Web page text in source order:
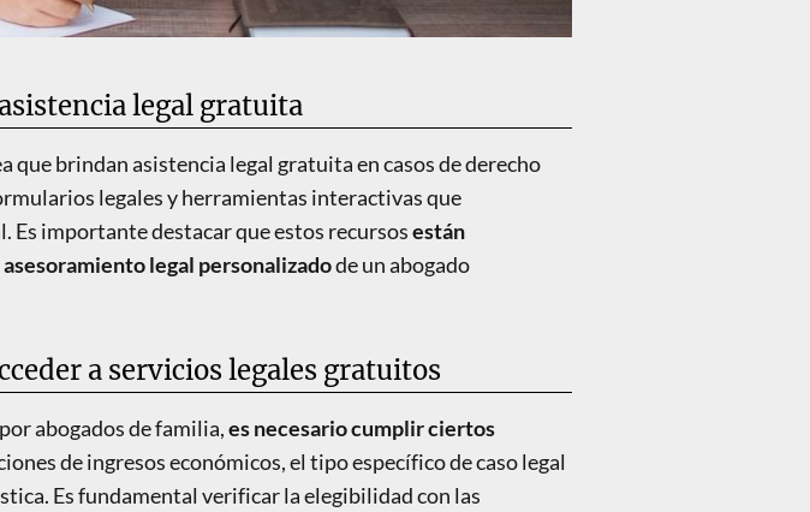
legal gratuita
brindan asistencia legal gratuita en casos de derecho
legales y herramientas interactivas que
importante destacar que estos recursosestán
legal personalizadode un abogado
a servicios legales gratuitos
abogados de familia,es necesario cumplir ciertos
de ingresos económicos, el tipo específico de caso legal
Es fundamental verificar la elegibilidad con las